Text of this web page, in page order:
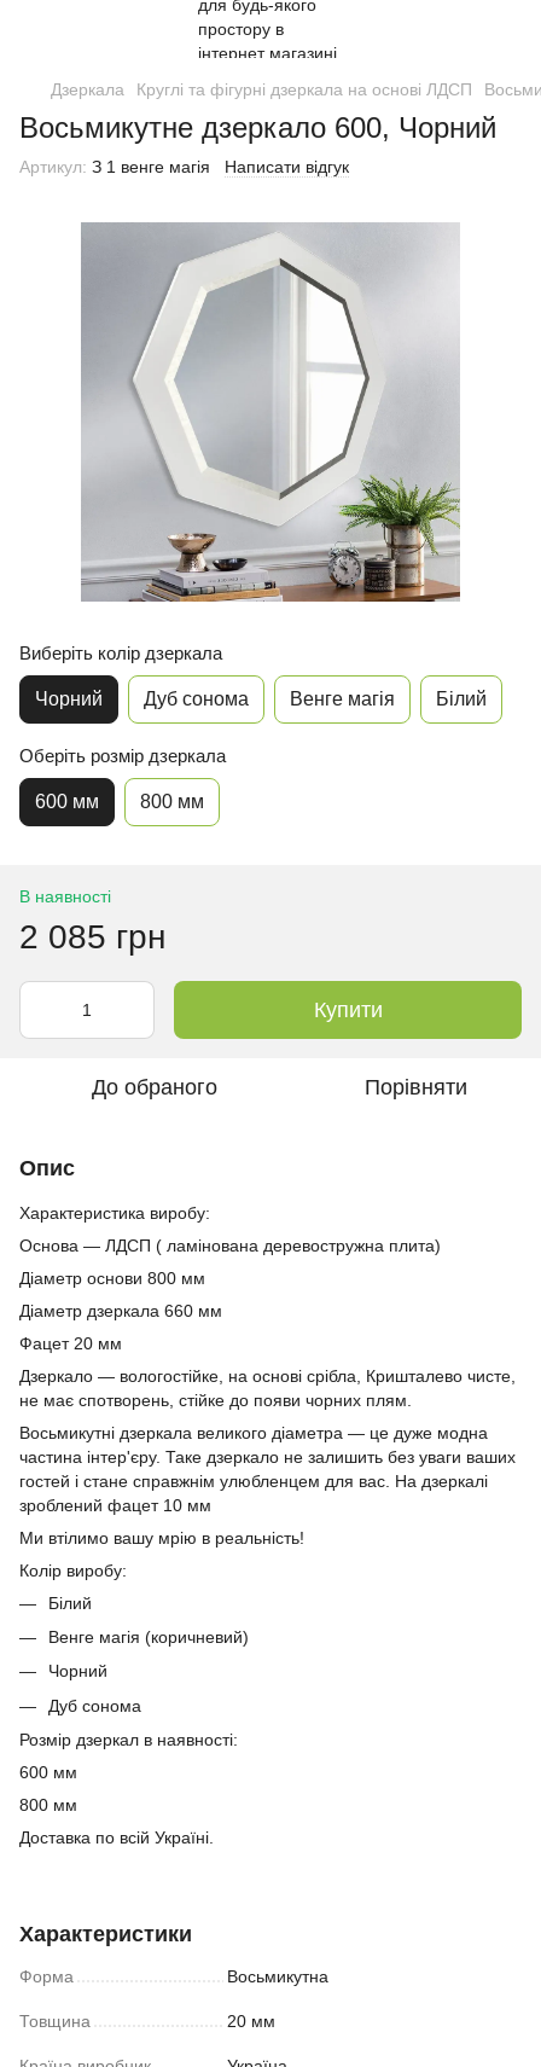
Дзеркала Круглі та фігурні дзеркала на основі ЛДСП
Восьмикутне дзеркало 600, Чорний
Артикул: З 1 венге магія Написати відгук
Виберіть колір дзеркала
Чорний Дуб сонома Венге магія Білий
Оберіть розмір дзеркала
600 мм 800 мм
В наявності
2 085 грн
Купити
До обраного Порівняти
Опис
Характеристика виробу:
Основа — ЛДСП ( ламінована деревостружна плита)
Діаметр основи 800 мм
Діаметр дзеркала 660 мм
Фацет 20 мм
Дзеркало — вологостійке, на основі срібла, Кришталево чисте,
не має спотворень, стійке до появи чорних плям.
Восьмикутні дзеркала великого діаметра — це дуже модна
частина інтер'єру. Таке дзеркало не залишить без уваги ваших
гостей і стане справжнім улюбленцем для вас. На дзеркалі
зроблений фацет 10 мм
Ми втілимо вашу мрію в реальність!
Колір виробу:
Білий
Венге магія (коричневий)
Чорний
Дуб сонома
Розмір дзеркал в наявності:
600 мм
800 мм
Доставка по всій Україні.
Характеристики
Форма Восьмикутна
Товщина 20 мм